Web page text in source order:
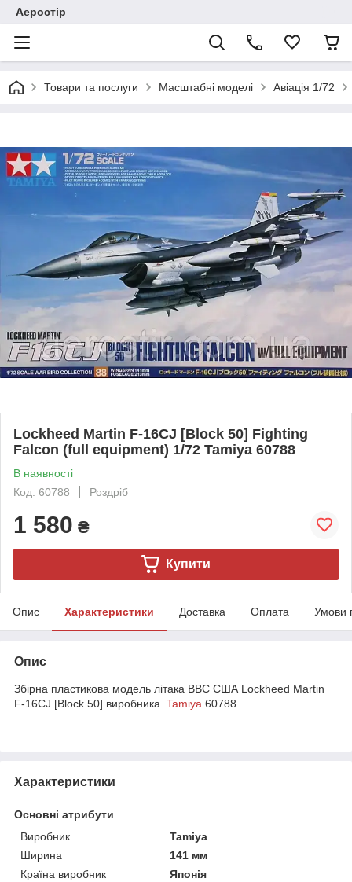
Аеростір
Товари та послуги Масштабні моделі Авіація 1/72
Lockheed Martin F-16CJ [Block 50] Fighting
Falcon (full equipment) 1/72 Tamiya 60788
В наявності
Код: 60788
Роздріб
1 580 ₴
Купити
Опис Характеристики Доставка Оплата Умови
Опис
Збірна пластикова модель літака ВВС США Lockheed Martin
F-16CJ [Block 50] виробника Tamiya 60788
Характеристики
Основні атрибути
Виробник
Tamiya
Ширина
141 мм
Країна виробник
Японія